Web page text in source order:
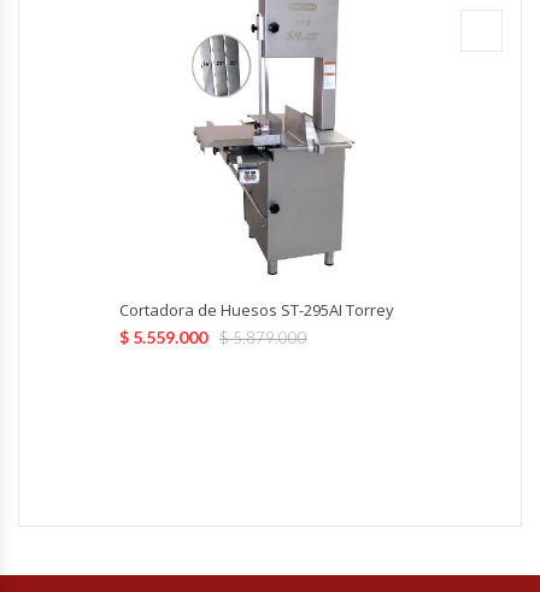
Módulos De Acero Inoxidable
Mural De Lácteos
Cortadora de Huesos ST-295AI Torrey
$5.879.000
$ 5.559.000